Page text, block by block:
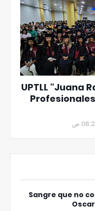
UPTLL "Juana
Sangre que no